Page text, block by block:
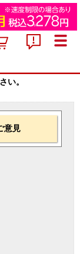
い。
意見